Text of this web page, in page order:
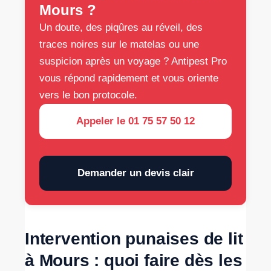
Mours ?
Un doute, des piqûres au réveil, des
traces noires sur le matelas ou une
suspicion après un voyage ? Antipest Pro
vous répond rapidement et vous oriente
vers le bon protocole.
Appeler le 01 75 57 50 12
Demander un devis clair
Intervention punaises de lit
à Mours : quoi faire dès les